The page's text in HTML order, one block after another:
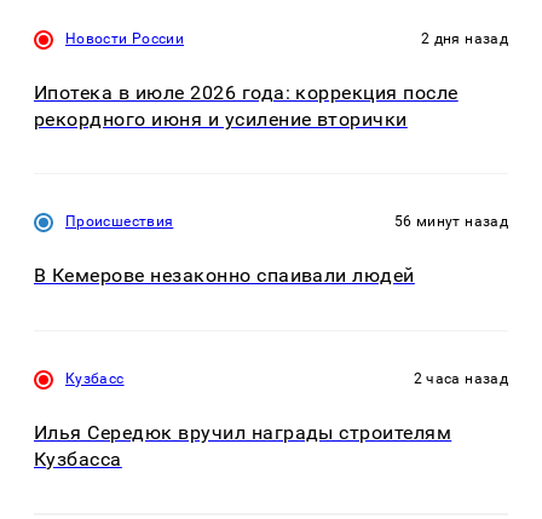
Новости России 2 дня назад
Ипотека в июле 2026 года: коррекция после
рекордного июня и усиление вторички
Происшествия 56 минут назад
В Кемерове незаконно спаивали людей
Кузбасс 2 часа назад
Илья Середюк вручил награды строителям
Кузбасса